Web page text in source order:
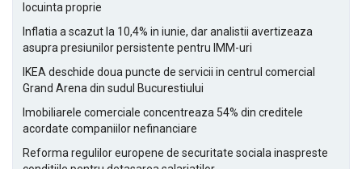
locuinta proprie
Inflatia a scazut la 10,4% in iunie, dar analistii avertizeaza
asupra presiunilor persistente pentru IMM-uri
IKEA deschide doua puncte de servicii in centrul comercial
Grand Arena din sudul Bucurestiului
Imobiliarele comerciale concentreaza 54% din creditele
acordate companiilor nefinanciare
Reforma regulilor europene de securitate sociala inaspreste